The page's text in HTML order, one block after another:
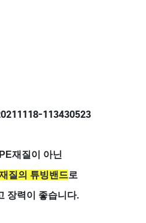
재질이 아닌
질의 튜빙밴드로
장력이 좋습니다.